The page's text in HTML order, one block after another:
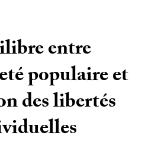
entre
populaire et
des libertés